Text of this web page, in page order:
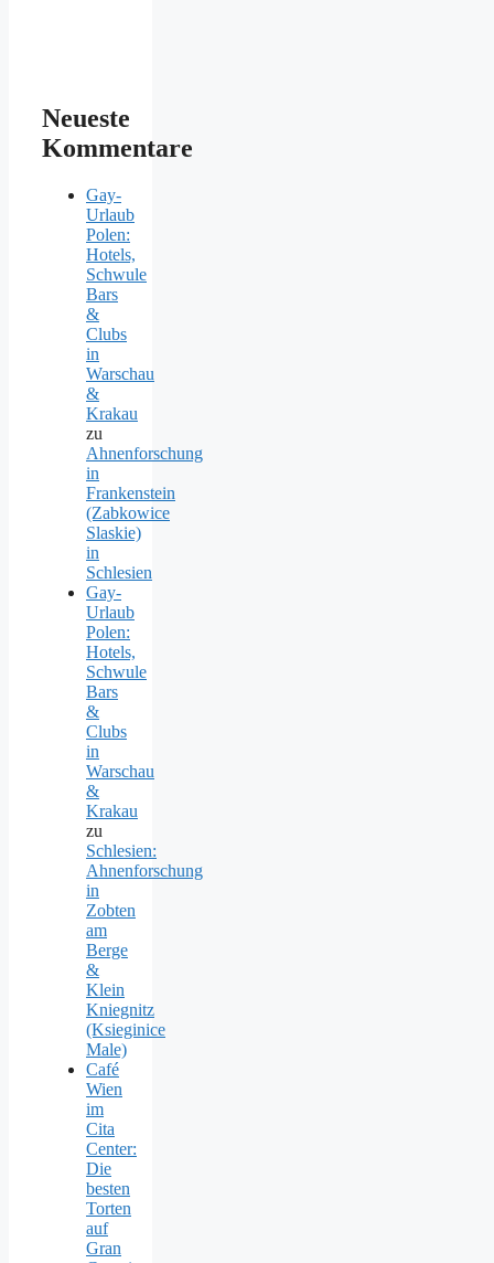
Neueste
Kommentare
Gay-
Urlaub
Polen:
Hotels,
Schwule
Bars
&
Clubs
in
Warschau
&
Krakau
zu
Ahnenforschung
in
Frankenstein
(Zabkowice
Slaskie)
in
Schlesien
Gay-
Urlaub
Polen:
Hotels,
Schwule
Bars
&
Clubs
in
Warschau
&
Krakau
zu
Schlesien:
Ahnenforschung
in
Zobten
am
Berge
&
Klein
Kniegnitz
(Ksieginice
Male)
Café
Wien
im
Cita
Center:
Die
besten
Torten
auf
Gran